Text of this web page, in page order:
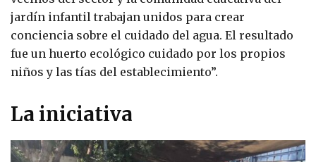
jardín infantil trabajan unidos para crear
conciencia sobre el cuidado del agua. El resultado
fue un huerto ecológico cuidado por los propios
niños y las tías del establecimiento”.
La iniciativa